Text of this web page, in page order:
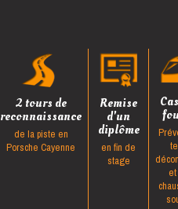
2 tours de
reconnaissance
de la piste en
Porsche Cayenne
Remise
d'un
diplôme
en fin de
stage